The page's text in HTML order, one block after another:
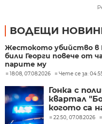
ВОДЕЩИ
Жестокото убийство в
били Георги повече от
парите му
18:08, 07.08.2026 Чете се за:
Гонка с
квартал
когото са
22:50, 07.08.2026